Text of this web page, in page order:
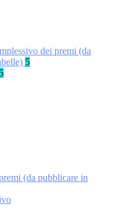
dei premi (da
5
5
(da pubblicare in